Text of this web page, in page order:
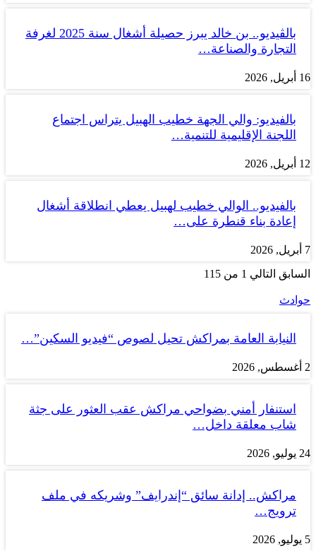
بالڤيديو.. بن خالد يبرز حصيلة أشغال سنة 2025 لغرفة
التجارة والصناعة…
16 أبريل, 2026
بالفيديو: والي الجهة خطيب الهبيل يتراس اجتماع
اللجنة الإقليمية للتنمية…
12 أبريل, 2026
بالفيديو.. الوالي خطيب لهبيل يعطي انطلاقة أشغال
إعادة بناء قنطرة على…
7 أبريل, 2026
السابق التالي 1 من 115
حوادث
النيابة العامة بمراكش تحيل لصوص “فيديو السكين”…
2 أغسطس, 2026
استنفار أمني بضواحي مراكش عقب العثور على جثة
شاب معلقة داخل…
24 يوليو, 2026
مراكش.. إدانة سائق “إندرايف” وشريكه في ملف
ترويج…
5 يوليو, 2026